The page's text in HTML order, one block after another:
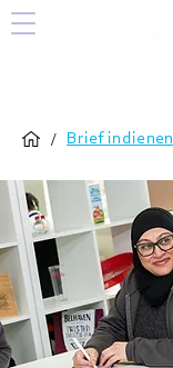
/ Brief indienen